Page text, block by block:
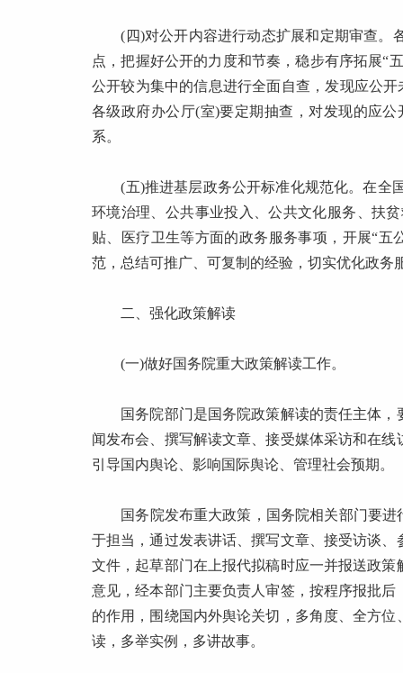
(四)对公开内容进行动态扩展和定期审查。各
点，把握好公开的力度和节奏，稳步有序拓展“
公开较为集中的信息进行全面自查，发现应公
各级政府办公厅(室)要定期抽查，对发现的应
系。
(五)推进基层政务公开标准化规范化。在全国
环境治理、公共事业投入、公共文化服务、扶
贴、医疗卫生等方面的政务服务事项，开展“
范，总结可推广、可复制的经验，切实优化政务
二、强化政策解读
(一)做好国务院重大政策解读工作。
国务院部门是国务院政策解读的责任主体，
闻发布会、撰写解读文章、接受媒体采访和在
引导国内舆论、影响国际舆论、管理社会预期。
国务院发布重大政策，国务院相关部门要进
于担当，通过发表讲话、撰写文章、接受访谈
文件，起草部门在上报代拟稿时应一并报送政
意见，经本部门主要负责人审签，按程序报批
的作用，围绕国内外舆论关切，多角度、全方
读，多举实例，多讲故事。